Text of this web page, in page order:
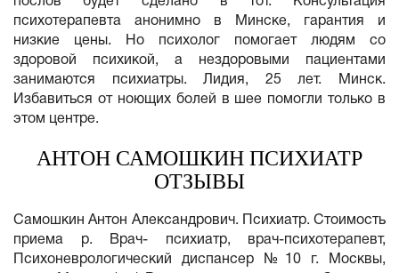
психотерапевта анонимно в Минске, гарантия и
низкие цены. Но психолог помогает людям со
здоровой психикой, а нездоровыми пациентами
занимаются психиатры. Лидия, 25 лет. Минск.
Избавиться от ноющих болей в шее помогли только в
этом центре.
АНТОН САМОШКИН ПСИХИАТР
ОТЗЫВЫ
Самошкин Антон Александрович. Психиатр. Стоимость
приема р. Врач- психиатр, врач-психотерапевт,
Психоневрологический диспансер №10 г. Москвы,